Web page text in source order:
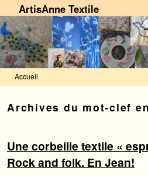
ArtisAnne Textile
Accueil
Archives du mot-clef
Une corbeille textile «
Rock and folk. En Jean!